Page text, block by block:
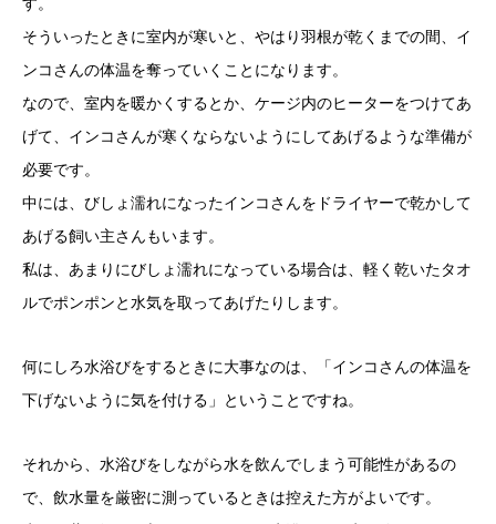
す。
そういったときに室内が寒いと、やはり羽根が乾くまでの間、イ
ンコさんの体温を奪っていくことになります。
なので、室内を暖かくするとか、ケージ内のヒーターをつけてあ
げて、インコさんが寒くならないようにしてあげるような準備が
必要です。
中には、びしょ濡れになったインコさんをドライヤーで乾かして
あげる飼い主さんもいます。
私は、あまりにびしょ濡れになっている場合は、軽く乾いたタオ
ルでポンポンと水気を取ってあげたりします。
何にしろ水浴びをするときに大事なのは、「インコさんの体温を
下げないように気を付ける」ということですね。
それから、水浴びをしながら水を飲んでしまう可能性があるの
で、飲水量を厳密に測っているときは控えた方がよいです。